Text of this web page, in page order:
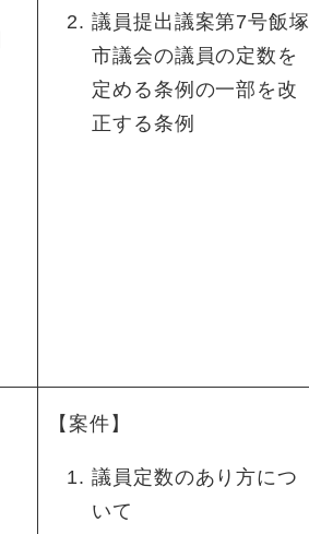
議員提出議案第7号飯塚
市議会の議員の定数を
定める条例の一部を改
正する条例
【案件】
議員定数のあり方につ
いて